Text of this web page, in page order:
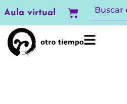
al
contenido
Aula virtual Carrito